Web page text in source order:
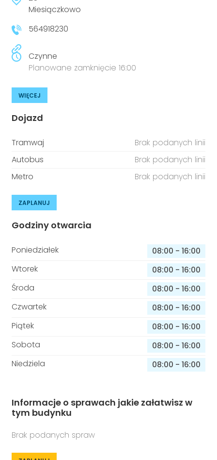
Miesiączkowo
564918230
Czynne
Planowane zamknięcie 16:00
WIĘCEJ
Dojazd
Tramwaj
Brak podanych linii
Autobus
Brak podanych linii
Metro
Brak podanych linii
ZAPLANUJ
Godziny otwarcia
Poniedziałek 08:00 - 16:00
Wtorek
08:00 - 16:00
Środa
08:00 - 16:00
Czwartek
08:00 - 16:00
Piątek
08:00 - 16:00
Sobota
08:00 - 16:00
Niedziela
08:00 - 16:00
Informacje o sprawach jakie załatwisz w
tym budynku
Brak podanych spraw